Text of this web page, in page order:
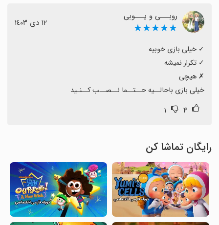
روبـــی و یـــوبی
★★★★★ ١٢ دی ١٤٠٣
خیلی بازی باحالــیه حــتــما نــصــب کــنـید
۴ ۱
رایگان تماشا کن